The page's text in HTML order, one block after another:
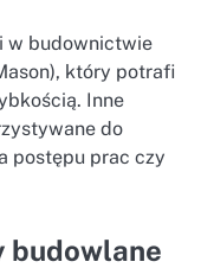
w budownictwie
który potrafi
Inne
do
postępu prac czy
budowlane